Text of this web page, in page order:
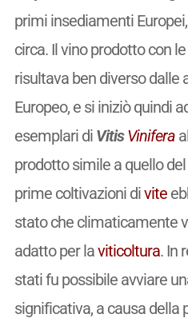
primi insediamenti
circa. Il vino prodotto con le
risultava ben diverso dalle
Europeo, e si iniziò quindi
esemplari di VitisVinifera
prodotto simile a quello del
prime coltivazioni divite
stato che climaticamente
adatto per laviticoltura. In
stati fu possibile avviare
significativa, a causa della